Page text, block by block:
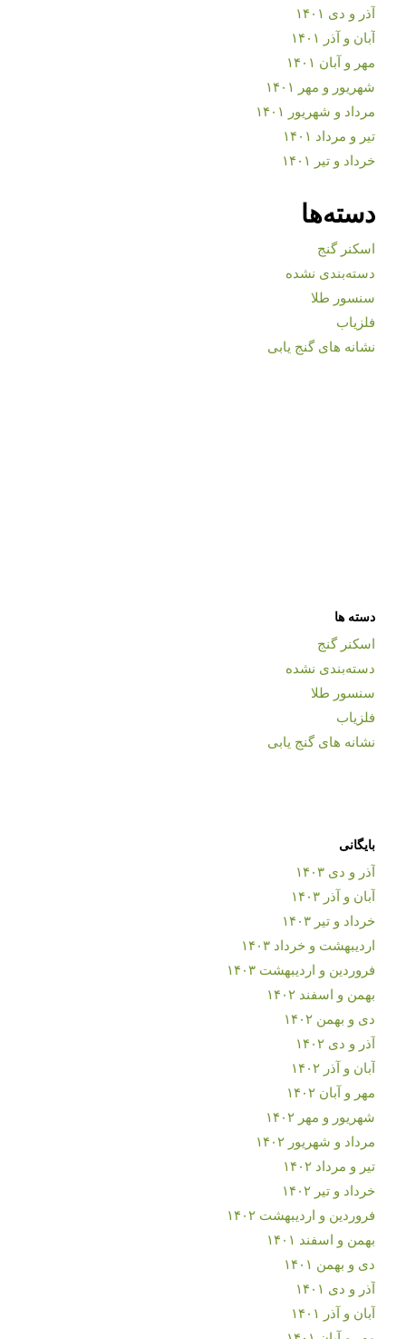
آذر و دی ۱۴۰۱
آبان و آذر ۱۴۰۱
مهر و آبان ۱۴۰۱
شهریور و مهر ۱۴۰۱
مرداد و شهریور ۱۴۰۱
تیر و مرداد ۱۴۰۱
خرداد و تیر ۱۴۰۱
دسته‌ها
اسکنر گنج
دسته‌بندی نشده
سنسور طلا
فلزیاب
نشانه های گنج یابی
دسته ها
اسکنر گنج
دسته‌بندی نشده
سنسور طلا
فلزیاب
نشانه های گنج یابی
بایگانی
آذر و دی ۱۴۰۳
آبان و آذر ۱۴۰۳
خرداد و تیر ۱۴۰۳
اردیبهشت و خرداد ۱۴۰۳
فروردین و اردیبهشت ۱۴۰۳
بهمن و اسفند ۱۴۰۲
دی و بهمن ۱۴۰۲
آذر و دی ۱۴۰۲
آبان و آذر ۱۴۰۲
مهر و آبان ۱۴۰۲
شهریور و مهر ۱۴۰۲
مرداد و شهریور ۱۴۰۲
تیر و مرداد ۱۴۰۲
خرداد و تیر ۱۴۰۲
فروردین و اردیبهشت ۱۴۰۲
بهمن و اسفند ۱۴۰۱
دی و بهمن ۱۴۰۱
آذر و دی ۱۴۰۱
آبان و آذر ۱۴۰۱